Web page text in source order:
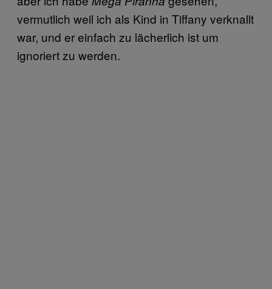
vermutlich weil ich als Kind in Tiffany verknallt
war, und er einfach zu lächerlich ist um
ignoriert zu werden.